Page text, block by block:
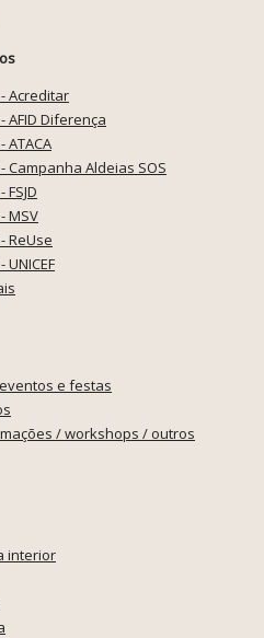
Acreditar
AFID Diferença
ATACA
Campanha Aldeias SOS
MSV
ReUse
UNICEF
e festas
/ workshops / outros
interior